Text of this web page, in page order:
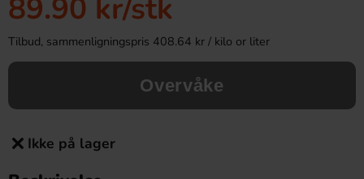
89.90 kr/stk
Tilbud, sammenligningspris 408.64 kr / kilo or liter
Overvåke
Ikke på lager